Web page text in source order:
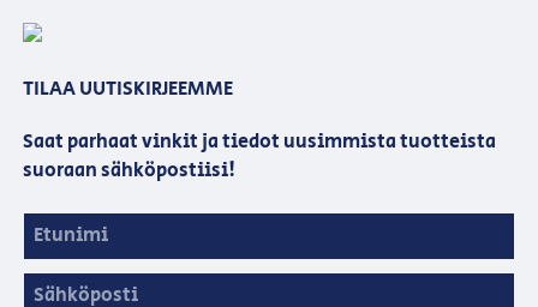
TILAA UUTISKIRJEEMME
Saat parhaat vinkit ja tiedot uusimmista tuotteista
suoraan sähköpostiisi!